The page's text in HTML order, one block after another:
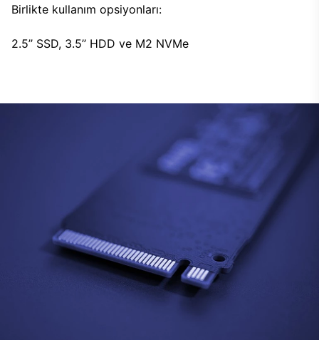
Birlikte kullanım opsiyonları:
2.5’’ SSD, 3.5’’ HDD ve M2 NVMe